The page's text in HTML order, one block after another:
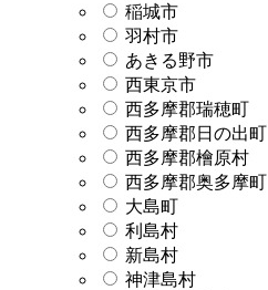
稲城市
羽村市
あきる野市
西東京市
西多摩郡瑞穂町
西多摩郡日の出町
西多摩郡檜原村
西多摩郡奥多摩町
大島町
利島村
新島村
神津島村